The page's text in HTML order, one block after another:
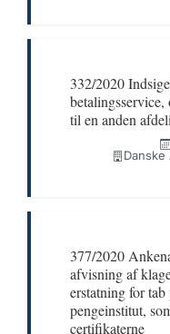
332/2020
til en anden
Danske
377/2020
afvisning af
erstatning for
pengeinstitut,
certifikaterne